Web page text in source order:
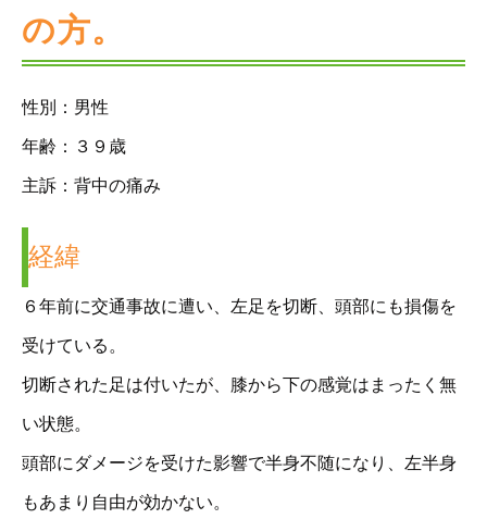
の方。
性別：男性
年齢：３９歳
主訴：背中の痛み
経緯
６年前に交通事故に遭い、左足を切断、頭部にも損傷を
受けている。
切断された足は付いたが、膝から下の感覚はまったく無
い状態。
頭部にダメージを受けた影響で半身不随になり、左半身
もあまり自由が効かない。